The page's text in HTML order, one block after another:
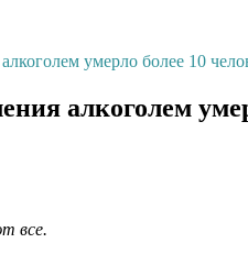
умерло более 10
алкоголем
все.